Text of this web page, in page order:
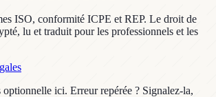
ISO, conformité ICPE et REP. Le droit de
lu et traduit pour les professionnels et les
ici. Erreur repérée ? Signalez-la,